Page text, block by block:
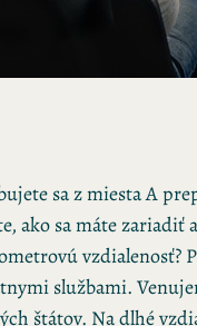
sa z miesta A
ako sa máte zariadiť
vzdialenosť?
službami.
štátov. Na dlhé